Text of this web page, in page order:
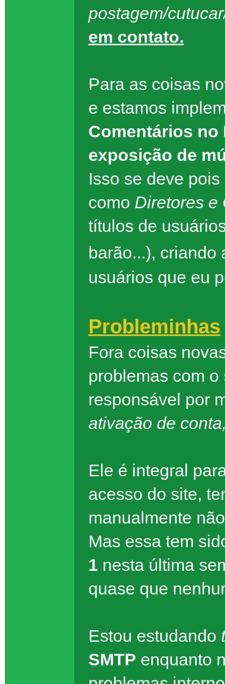
postagem/
em contato.
Para as coisas
e estamos
Comentários no
exposição de
Isso se deve
como Diretores e
títulos de
barão...), criando
usuários que eu
Probleminhas
Fora coisas
problemas com o
responsável por
ativação de
Ele é integral
acesso do site,
manualmente
Mas essa tem
1 nesta última
quase que
Estou estudando
SMTP enquanto